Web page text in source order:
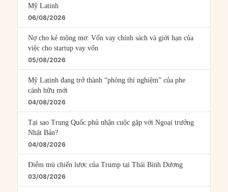
Mỹ Latinh
06/08/2026
Nợ cho kẻ mộng mơ: Vốn vay chính sách và giới hạn của
việc cho startup vay vốn
05/08/2026
Mỹ Latinh đang trở thành “phòng thí nghiệm” của phe
cánh hữu mới
04/08/2026
Tại sao Trung Quốc phủ nhận cuộc gặp với Ngoại trưởng
Nhật Bản?
04/08/2026
Điểm mù chiến lược của Trump tại Thái Bình Dương
03/08/2026